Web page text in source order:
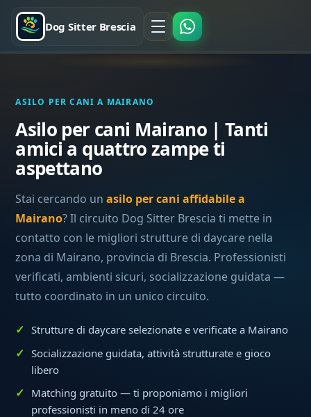
Dog Sitter Brescia
ASILO PER CANI A MAIRANO
Asilo per cani Mairano | Tanti
amici a quattro zampe ti
aspettano
Stai cercando unasilo per cani affidabile a
Mairano? Il circuito Dog Sitter Brescia ti mette in
contatto con le migliori strutture di daycare nella
zona di Mairano, provincia di Brescia. Professionisti
verificati, ambienti sicuri, socializzazione guidata —
tutto coordinato in un unico circuito.
Strutture di daycare selezionate e verificate a Mairano
Socializzazione guidata, attività strutturate e gioco
libero
Matching gratuito — ti proponiamo i migliori
professionisti in meno di 24 ore